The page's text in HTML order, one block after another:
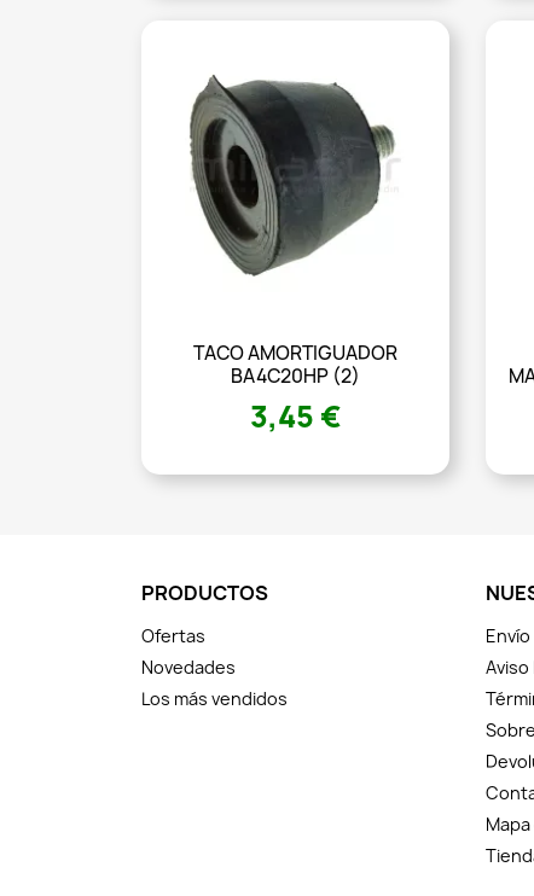
TACO AMORTIGUADOR
BA4C20HP (2)
3,45 €
PRODUCTOS
Ofertas
Novedades
Los más vendidos
Envío
Aviso